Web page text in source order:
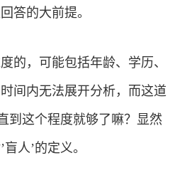
答的大前提。
的，可能包括年龄、学历、
间内无法展开分析，而这道
到这个程度就够了嘛？显然
人’的定义。